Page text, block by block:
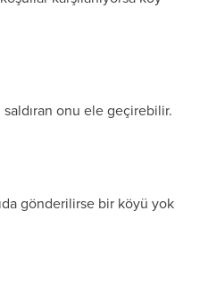
onu ele geçirebilir.
gönderilirse bir köyü yok